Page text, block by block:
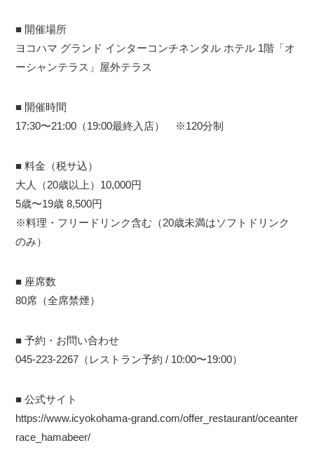
■ 開催場所
ヨコハマ グランド インターコンチネンタル ホテル 1階「オ
ーシャンテラス」屋外テラス
■ 開催時間
17:30〜21:00（19:00最終入店） ※120分制
■ 料金（税サ込）
大人（20歳以上）10,000円
5歳〜19歳 8,500円
※料理・フリードリンク含む（20歳未満はソフトドリンク
のみ）
■ 座席数
80席（全席禁煙）
■ 予約・お問い合わせ
045-223-2267（レストラン予約 / 10:00〜19:00）
■ 公式サイト
https://www.icyokohama-grand.com/offer_restaurant/oceanter
race_hamabeer/